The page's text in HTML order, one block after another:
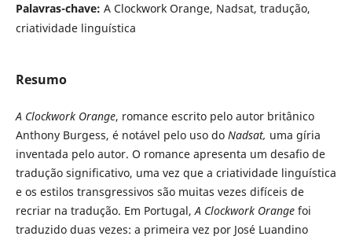
Palavras-chave: A Clockwork Orange, Nadsat, tradução,
criatividade linguística
Resumo
A Clockwork Orange, romance escrito pelo autor britânico
Anthony Burgess, é notável pelo uso do Nadsat, uma gíria
inventada pelo autor. O romance apresenta um desafio de
tradução significativo, uma vez que a criatividade linguística
e os estilos transgressivos são muitas vezes difíceis de
recriar na tradução. Em Portugal,A Clockwork Orangefoi
traduzido duas vezes: a primeira vez por José Luandino